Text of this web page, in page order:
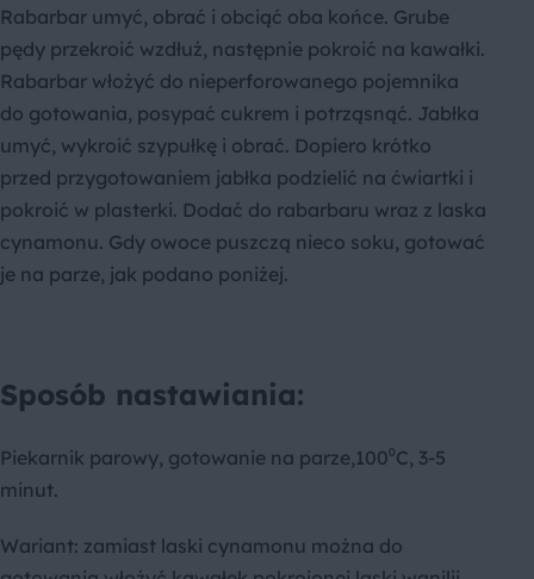
Rabarbar umyć, obrać i obciąć oba końce. Grube
pędy przekroić wzdłuż, następnie pokroić na kawałki.
Rabarbar włożyć do nieperforowanego pojemnika
do gotowania, posypać cukrem i potrząsnąć. Jabłka
umyć, wykroić szypułkę i obrać. Dopiero krótko
przed przygotowaniem jabłka podzielić na ćwiartki i
pokroić w plasterki. Dodać do rabarbaru wraz z laska
cynamonu. Gdy owoce puszczą nieco soku, gotować
je na parze, jak podano poniżej.
Sposób nastawiania:
Piekarnik parowy, gotowanie na parze,100⁰C, 3-5
minut.
Wariant: zamiast laski cynamonu można do